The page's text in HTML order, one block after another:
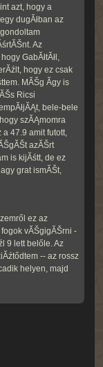
azt, hogy a
dugĂłban az
Az
GabĂłtĂłl,
hogy ez csak
MĂŠg Ă­gy is
Ricsi
bele-bele
szĂĄmomra
a 47.9 amit futott,
azĂŠrt
is kijĂśtt, de ez
grat ismĂŠt,
ez az
vĂŠgigĂŠrni -
9 lett belőle. Az
-- az rossz
helyen, majd